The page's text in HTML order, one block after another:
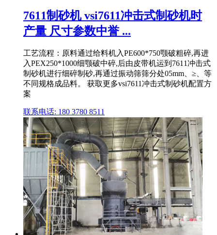
7611制砂机 vsi7611冲击式制砂机时
产量 尺寸参数中誉 ...
工艺流程：原料通过给料机入PE600*750颚破粗碎,再进
入PEX250*1000细颚破中碎,后由皮带机运到7611冲击式
制砂机进行细碎制砂,再通过振动筛筛分处05mm、≥、等
不同规格成品料。 获取更多vsi7611冲击式制砂机配置方
案
联系电话: 180 3780 8511